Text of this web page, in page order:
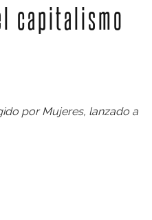
capitalismo
por Mujeres, lanzado a